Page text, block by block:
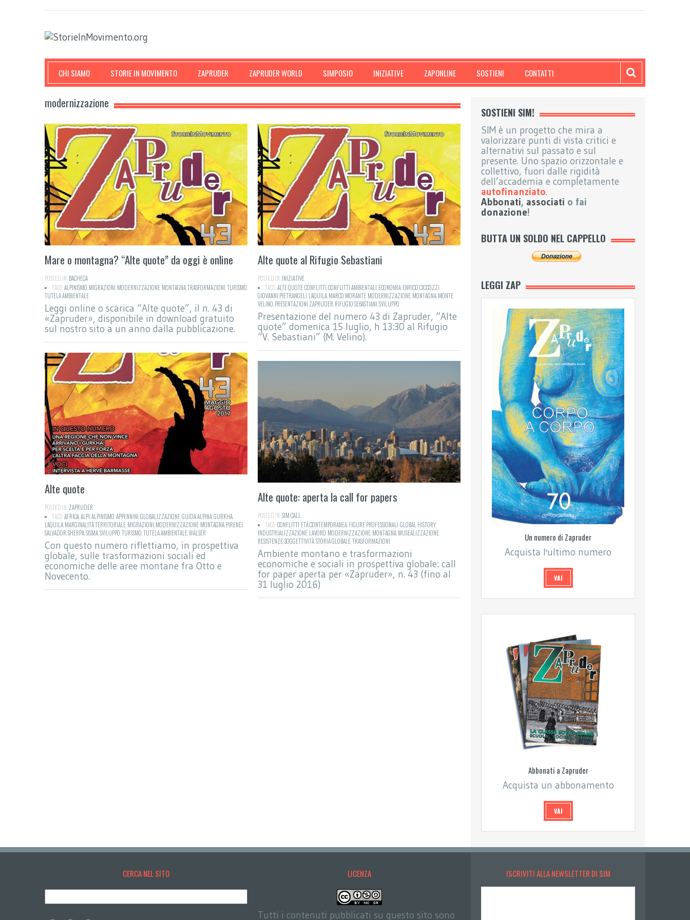
CHI SIAMO STORIE IN MOVIMENTO ZAPRUDER ZAPRUDER WORLD SIMPOSIO INIZIATIVE ZAPONLINE SOSTIENI CONTATTI
modernizzazione
Mare o montagna? “Alte quote” da oggi è online
POSTED IN:BACHECA
TAGS:ALPINISMO MIGRAZIONI MODERNIZZAZIONE MONTAGNATRASFORMAZIONI TURISMO
TUTELA AMBIENTALE
Leggi online o scarica “Alte quote”, il n. 43 di
«Zapruder», disponibile in download gratuito
sul nostro sito a un anno dalla pubblicazione.
Alte quote al Rifugio Sebastiani
POSTED IN:INIZIATIVE
TAGS:ALTE QUOTECONFLITTI CONFLITTI AMBIENTALI ECONOMIA ENRICO CICCOZZI
GIOVANNI PIETRANGELI L'AQUILA MARCO MORANTE MODERNIZZAZIONE MONTAGNA MONTE
VELINO PRESENTAZIONI ZAPRUDER RIFUGIO SEBASTIANI SVILUPPO
Presentazione del numero 43 di Zapruder, “Alte
quote” domenica 15 luglio, h 13:30 al Rifugio
“V. Sebastiani” (M. Velino).
Alte quote
POSTED IN:ZAPRUDER
TAGS:AFRICAALPI ALPINISMO APPENNINI GLOBALIZZAZIONEGUIDA ALPINAGURKHA
L'AQUILA MARGINALITÀ TERRITORIALE MIGRAZIONI MODERNIZZAZIONE MONTAGNA PIRENEI
SALVADOR SHERPASISMASVILUPPO TURISMO TUTELA AMBIENTALEWALSER
Con questo numero riflettiamo, in prospettiva
globale, sulle trasformazioni sociali ed
economiche delle aree montane fra Otto e
Novecento.
Alte quote: aperta la call for papers
POSTED IN:SIM CALL
TAGS:CONFLITTI ETÀ CONTEMPORANEA FIGURE PROFESSIONALI GLOBAL HISTORY,
INDUSTRIALIZZAZIONE LAVORO MODERNIZZAZIONE MONTAGNA MUSEALIZZAZIONE
RESISTENZESOGGETTIVITÀSTORIA GLOBALETRASFORMAZIONI
Ambiente montano e trasformazioni
economiche e sociali in prospettiva globale: call
for paper aperta per «Zapruder», n. 43 (fino al
31 luglio 2016)
SOSTIENI SIM!
SIM è un progetto che mira a
valorizzare punti di vista critici e
alternativi sul passato e sul
presente. Uno spazio orizzontale e
collettivo, fuori dalle rigidità
dell’accademia e completamente
autofinanziato.
Abbonati, associati o fai
donazione!
BUTTA UN SOLDO NEL CAPPELLO
LEGGI ZAP
Un numero di Zapruder
Acquista l'ultimo numero
VAI
Abbonati a Zapruder
Acquista un abbonamento
VAI
CERCA NEL SITO LICENZA
Tutti i contenuti pubblicati su questo sito sono
ISCRIVITI ALLA NEWSLETTER DI SIM